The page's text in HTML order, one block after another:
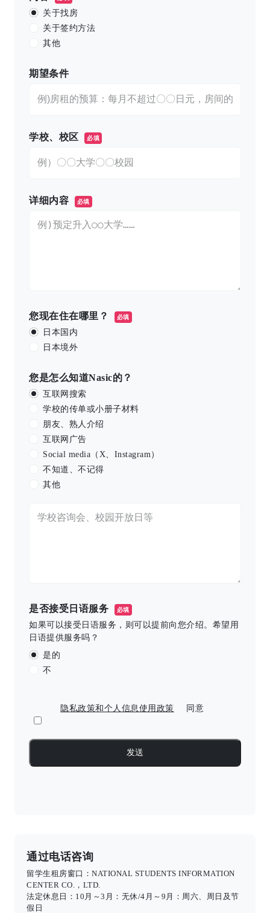
关于找房
关于签约方法
其他
期望条件
学校、校区 必填
详细内容 必填
您现在住在哪里？ 必填
日本国内
日本境外
您是怎么知道Nasic的？
互联网搜索
学校的传单或小册子材料
朋友、熟人介绍
互联网广告
Social media（X、Instagram）
不知道、不记得
其他
是否接受日语服务 必填
如果可以接受日语服务，则可以提前向您介绍。希望用
日语提供服务吗？
是的
不
隐私政策和个人信息使用政策 同意
通过电话咨询
留学生租房窗口：NATIONAL STUDENTS INFORMATION
CENTER CO.，LTD.
法定休息日：10月～3月：无休/4月～9月：周六、周日及节
假日